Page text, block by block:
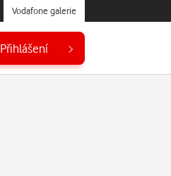
Vodafone galerie
Přihlášení